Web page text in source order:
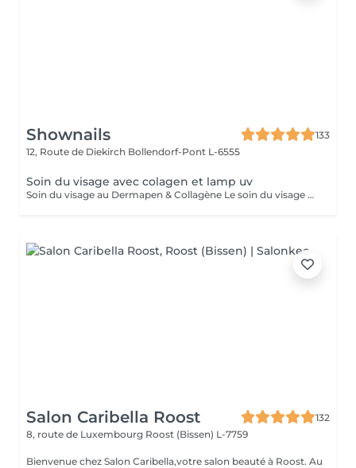
Shownails
133
12, Route de Diekirch Bollendorf-Pont L-6555
Soin du visage avec colagen et lamp uv
Soin du visage au Dermapen & Collagène Le soin du visage au Dermapen associé au collagène est un traitement innovant qui stimule le renouvellement cellulaire ainsi que la production naturelle de collagène et d'élastine. Grâce au micro-aiguillage, les principes actifs pénètrent plus efficacement dans la peau, pour des résultats visibles et durables. Les bienfaits du traitement : Réduit les rides et les ridules. Améliore la fermeté et l'élasticité de la peau. Atténue les cicatrices d'acné et les imperfections. Resserre les pores dilatés. Unifie le teint et redonne de l'éclat. Hydrate intensément grâce au collagène. Laisse la peau plus lisse, plus souple et visiblement rajeunie. En fin de soin, une séance de luminothérapie par lumière UV est réalisée afin de compléter le traitement et d'optimiser les résultats.
Salon Caribella Roost
132
8, route de Luxembourg Roost (Bissen) L-7759
Bienvenue chez Salon Caribella,votre salon beauté à Roost. Au